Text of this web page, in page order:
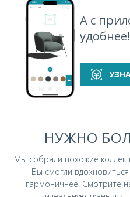
А с
удобнее!
НУЖНО
Мы собрали похожие
Вы смогли
гармоничнее. Смотрите